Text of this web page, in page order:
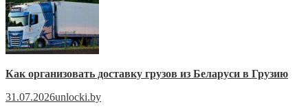
Как организовать доставку грузов из Беларуси в Грузию
31.07.2026unlocki.by